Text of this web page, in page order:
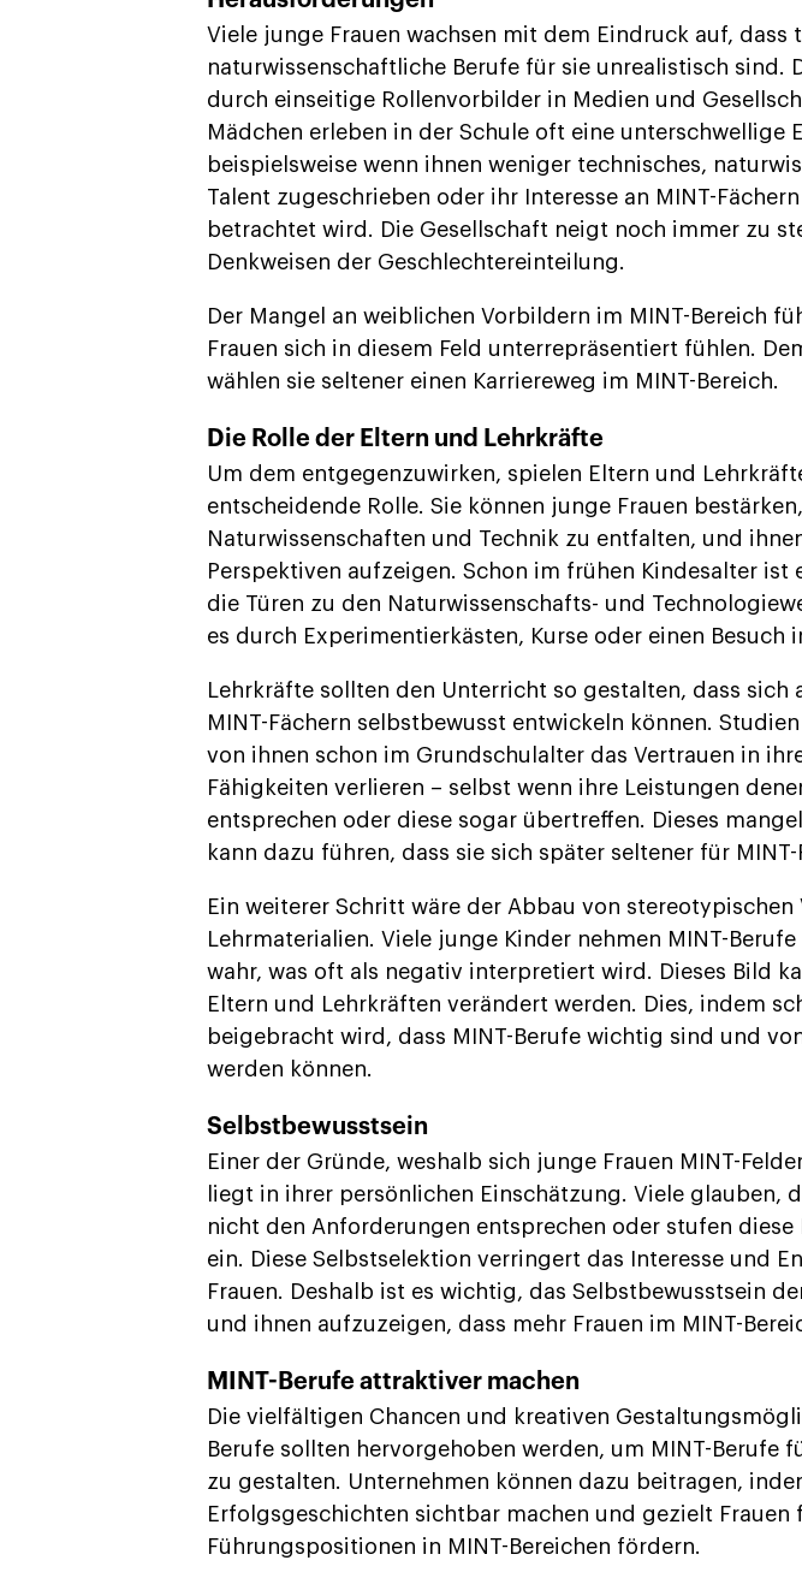
Viele junge Frauen wachsen mit dem Eindruck auf, dass
naturwissenschaftliche Berufe für sie unrealistisch sind.
durch einseitige Rollenvorbilder in Medien und
Mädchen erleben in der Schule oft eine unterschwellige
beispielsweise wenn ihnen weniger technisches,
Talent zugeschrieben oder ihr Interesse an MINT-
betrachtet wird. Die Gesellschaft neigt noch immer zu
Denkweisen der Geschlechtereinteilung.
Der Mangel an weiblichen Vorbildern im MINT-Bereich
Frauen sich in diesem Feld unterrepräsentiert fühlen.
wählen sie seltener einen Karriereweg im MINT-Bereich.
Die Rolle der Eltern und Lehrkräfte
Um dem entgegenzuwirken, spielen Eltern und
entscheidende Rolle. Sie können junge Frauen
Naturwissenschaften und Technik zu entfalten, und
Perspektiven aufzeigen. Schon im frühen Kindesalter ist
die Türen zu den Naturwissenschafts- und
es durch Experimentierkästen, Kurse oder einen Besuch
Lehrkräfte sollten den Unterricht so gestalten, dass sich
MINT-Fächern selbstbewusst entwickeln können.
von ihnen schon im Grundschulalter das Vertrauen in
Fähigkeiten verlieren – selbst wenn ihre Leistungen
entsprechen oder diese sogar übertreffen. Dieses
kann dazu führen, dass sie sich später seltener für
Ein weiterer Schritt wäre der Abbau von stereotypischen
Lehrmaterialien. Viele junge Kinder nehmen MINT-
wahr, was oft als negativ interpretiert wird. Dieses Bild
Eltern und Lehrkräften verändert werden. Dies, indem
beigebracht wird, dass MINT-Berufe wichtig sind und
werden können.
Selbstbewusstsein
Einer der Gründe, weshalb sich junge Frauen MINT-
liegt in ihrer persönlichen Einschätzung. Viele glauben,
nicht den Anforderungen entsprechen oder stufen diese
ein. Diese Selbstselektion verringert das Interesse und
Frauen. Deshalb ist es wichtig, das Selbstbewusstsein
und ihnen aufzuzeigen, dass mehr Frauen im MINT-
MINT-Berufe attraktiver machen
Die vielfältigen Chancen und kreativen
Berufe sollten hervorgehoben werden, um MINT-Berufe
zu gestalten. Unternehmen können dazu beitragen,
Erfolgsgeschichten sichtbar machen und gezielt Frauen
Führungspositionen in MINT-Bereichen fördern.